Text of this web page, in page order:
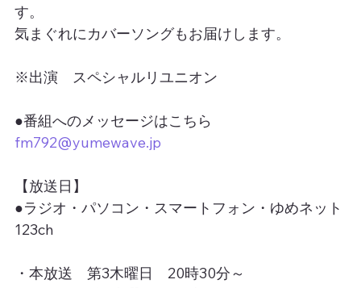
す。
気まぐれにカバーソングもお届けします。
※出演　スペシャルリユニオン
●番組へのメッセージはこちら
fm792@yumewave.jp
【放送日】
●ラジオ・パソコン・スマートフォン・ゆめネット
123ch
・本放送　第3木曜日　20時30分～